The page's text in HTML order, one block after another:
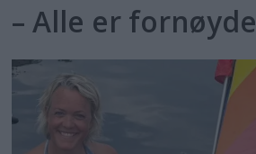
– Alle er fornøyde